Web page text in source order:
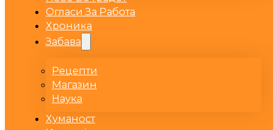
Огласи За Работа
Хроника
Забава
Рецепти
Магазин
Наука
Хуманост